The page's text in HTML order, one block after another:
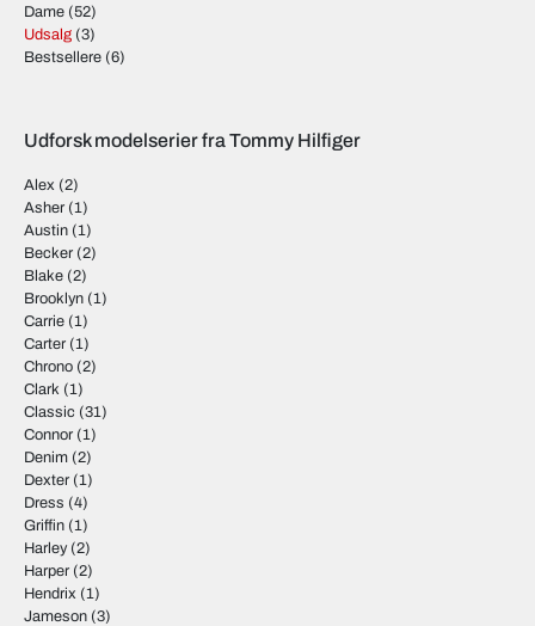
Dame (52)
Udsalg (3)
Bestsellere (6)
Udforsk modelserier fra Tommy Hilfiger
Alex (2)
Asher (1)
Austin (1)
Becker (2)
Blake (2)
Brooklyn (1)
Carrie (1)
Carter (1)
Chrono (2)
Clark (1)
Classic (31)
Connor (1)
Denim (2)
Dexter (1)
Dress (4)
Griffin (1)
Harley(2)
Harper (2)
Hendrix (1)
Jameson (3)